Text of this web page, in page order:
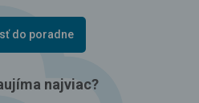
do poradne
najviac?